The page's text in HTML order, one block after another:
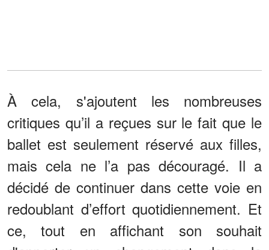
À cela, s'ajoutent les nombreuses
critiques qu’il a reçues sur le fait que le
ballet est seulement réservé aux filles,
mais cela ne l’a pas découragé. Il a
décidé de continuer dans cette voie en
redoublant d’effort quotidiennement. Et
ce, tout en affichant son souhait